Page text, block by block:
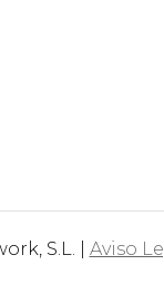
S.L. | Aviso